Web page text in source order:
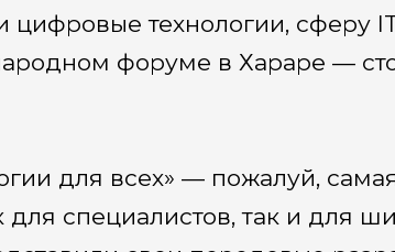
технологии, сферу
форуме в Хараре —
для всех» — пожалуй,
специалистов, так и для